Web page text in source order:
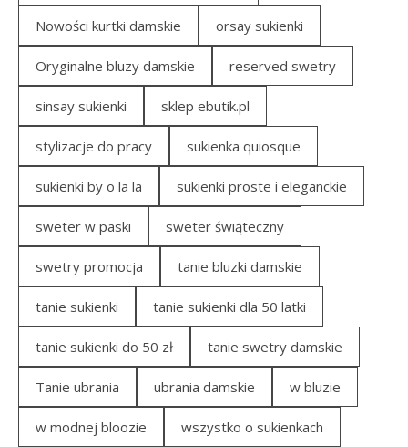
Nowości kurtki damskie orsay sukienki
Oryginalne bluzy damskie reserved swetry
sinsay sukienki sklep ebutik.pl
stylizacje do pracy sukienka quiosque
sukienki by o la la sukienki proste i eleganckie
sweter w paski sweter świąteczny
swetry promocja tanie bluzki damskie
tanie sukienki tanie sukienki dla 50 latki
tanie sukienki do 50 zł tanie swetry damskie
Tanie ubrania ubrania damskie w bluzie
w modnej bloozie wszystko o sukienkach